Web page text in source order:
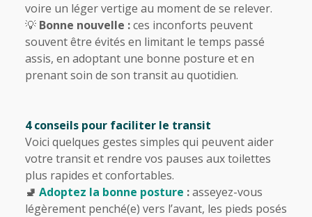
voire un léger vertige au moment de se relever.
💡 Bonne nouvelle :ces inconforts peuvent
souvent être évités en limitant le temps passé
assis, en adoptant une bonne posture et en
prenant soin de son transit au quotidien.
4 conseils pour faciliter le transit
Voici quelques gestes simples qui peuvent aider
votre transit et rendre vos pauses aux toilettes
plus rapides et confortables.
🚽 Adoptez la bonne posture :asseyez-vous
légèrement penché(e) vers l’avant, les pieds posés